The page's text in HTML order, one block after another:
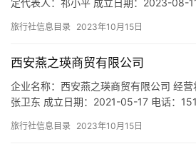
定代表人：祁小平 成立日期：2023-08-
塔区鱼化寨街道鱼跃路57号四腾科技产
展览服务；公园、景区小型…
旅行社信息目录 2023年10月15日
西安燕之瑛商贸有限公司
企业名称：西安燕之瑛商贸有限公司 经营
张卫东 成立日期：2021-05-17 电话：
91610103MAB0W5G90Q 注册地址：陕
旅行社信息目录 2023年10月15日